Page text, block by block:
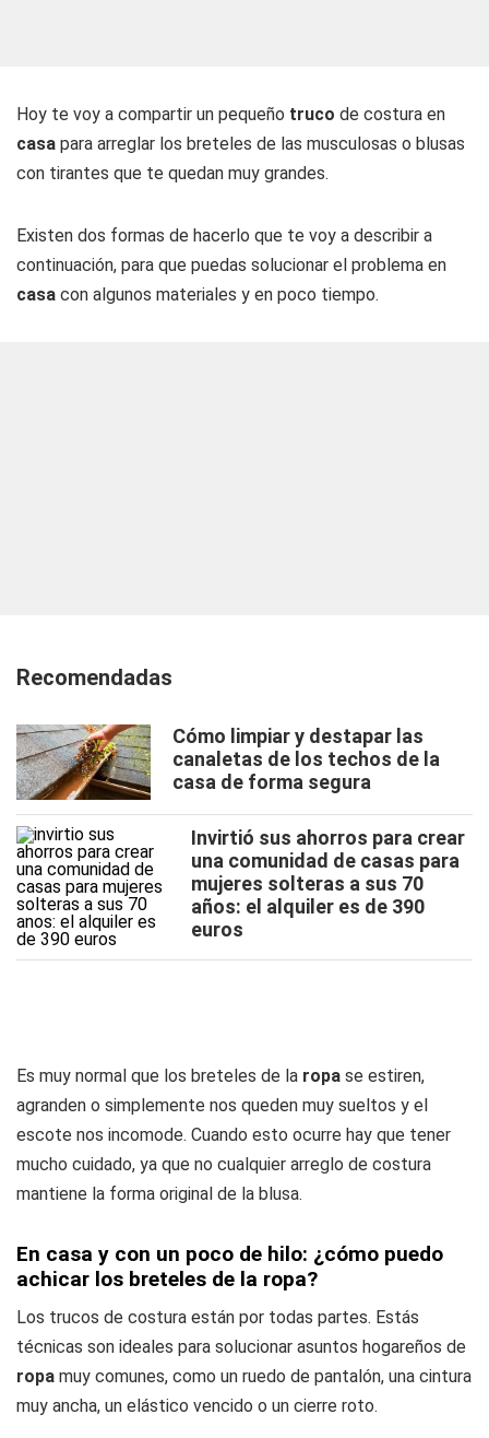
Hoy te voy a compartir un pequeño truco de costura en
casa para arreglar los breteles de las musculosas o blusas
con tirantes que te quedan muy grandes.
Existen dos formas de hacerlo que te voy a describir a
continuación, para que puedas solucionar el problema en
casa con algunos materiales y en poco tiempo.
Recomendadas
Cómo limpiar y destapar las
canaletas de los techos de la
casa de forma segura
Invirtió sus ahorros para crear
una comunidad de casas para
mujeres solteras a sus 70
años: el alquiler es de 390
euros
Es muy normal que los breteles de la ropa se estiren,
agranden o simplemente nos queden muy sueltos y el
escote nos incomode. Cuando esto ocurre hay que tener
mucho cuidado, ya que no cualquier arreglo de costura
mantiene la forma original de la blusa.
En casa y con un poco de hilo: ¿cómo puedo
achicar los breteles de la ropa?
Los trucos de costura están por todas partes. Estás
técnicas son ideales para solucionar asuntos hogareños de
ropa muy comunes, como un ruedo de pantalón, una cintura
muy ancha, un elástico vencido o un cierre roto.